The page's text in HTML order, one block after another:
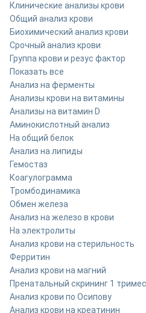
Клинические анализы крови
Общий анализ крови
Биохимический анализ крови
Срочный анализ крови
Группа крови и резус фактор
Показать все
Анализ на ферменты
Анализы крови на витамины
Анализы на витамин D
Аминокислотный анализ
На общий белок
Анализ на липиды
Гемостаз
Коагулограмма
Тромбодинамика
Обмен железа
Анализ на железо в крови
На электролиты
Анализ крови на стерильность
Ферритин
Анализ крови на магний
Пренатальный скрининг 1
Анализ крови по Осипову
Анализ крови на креатинин